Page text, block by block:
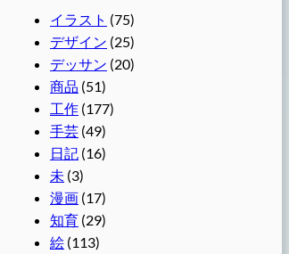
イラスト (75)
デザイン (25)
デッサン (20)
商品 (51)
工作 (177)
手芸 (49)
日記 (16)
未 (3)
漫画 (17)
知育 (29)
絵 (113)